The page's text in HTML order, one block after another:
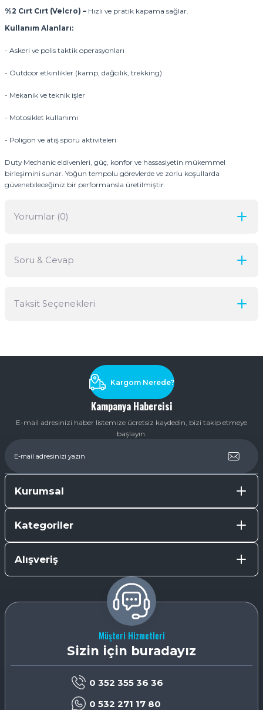
%2 Cırt Cırt (Velcro) – Hızlı ve pratik kapama sağlar.
Kullanım Alanları:
- Askeri ve polis taktik operasyonları
- Outdoor etkinlikler (kamp, dağcılık, trekking)
- Mekanik ve teknik işler
- Motosiklet kullanımı
- Poligon ve atış sporu aktiviteleri
Duty Mechanic eldivenleri, güç, konfor ve hassasiyetin mükemmel
birleşimini sunar. Yoğun tempolu görevlerde ve zorlu koşullarda
güvenebileceğiniz bir performansla üretilmiştir.
Yorumlar (0)
Soru & Cevap
Taksit Seçenekleri
Kampanya Habercisi
E-mail adresinizi haber listemize ücretsiz kaydedin, bizi takip etmeye
başlayın.
Kargom Nerede?
Kurumsal
Kategoriler
Alışveriş
Müşteri Hizmetleri
Sizin için buradayız
0 352 355 36 36
0 532 271 17 80